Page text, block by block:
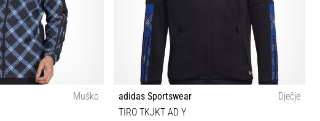
Muško
adidas Sportswear
Dječje
TIRO TKJKT AD Y